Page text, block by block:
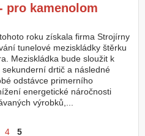
pro kamenolom
roku získala firma Strojírny
tunelové meziskládky štěrku
Meziskládka bude sloužit k
drtič a následné
odstávce primerního
energetické náročnosti
výrobků,...
4 5